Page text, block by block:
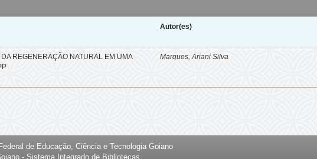
Autor(es)
REGENERAÇÃO NATURAL EM UMA
Marques, Ariani Silva
de Educação, Ciência e Tecnologia Goiano
- Sistema Integrado de Bibliotecas